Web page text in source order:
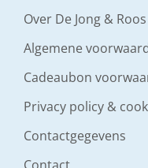
Over De Jong & Roos
Algemene
Cadeaubon
Privacy policy &
Contactgegevens